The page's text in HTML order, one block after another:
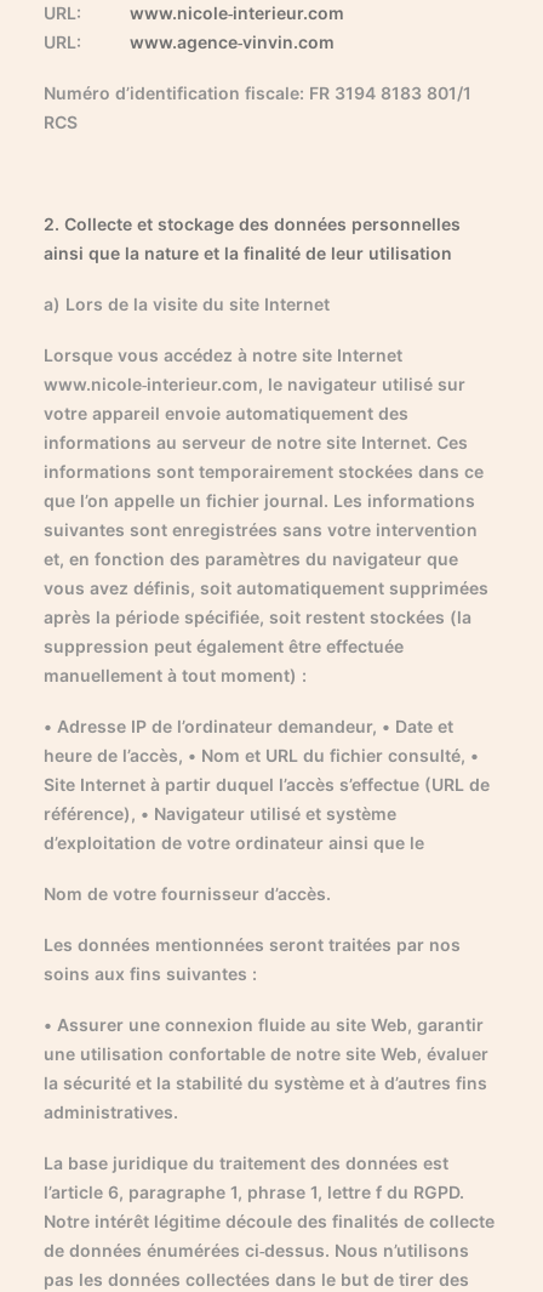
URL: www.nicole-interieur.com
URL: www.agence-vinvin.com
Numéro d’identification fiscale: FR 3194 8183 801/1
RCS
2. Collecte et stockage des données personnelles
ainsi que la nature et la finalité de leur utilisation
a) Lors de la visite du site Internet
Lorsque vous accédez à notre site Internet
www.nicole-interieur.com, le navigateur utilisé sur
votre appareil envoie automatiquement des
informations au serveur de notre site Internet. Ces
informations sont temporairement stockées dans ce
que l’on appelle un fichier journal. Les informations
suivantes sont enregistrées sans votre intervention
et, en fonction des paramètres du navigateur que
vous avez définis, soit automatiquement supprimées
après la période spécifiée, soit restent stockées (la
suppression peut également être effectuée
manuellement à tout moment) :
• Adresse IP de l’ordinateur demandeur, • Date et
heure de l’accès, • Nom et URL du fichier consulté, •
Site Internet à partir duquel l’accès s’effectue (URL de
référence), • Navigateur utilisé et système
d’exploitation de votre ordinateur ainsi que le
Nom de votre fournisseur d’accès.
Les données mentionnées seront traitées par nos
soins aux fins suivantes :
• Assurer une connexion fluide au site Web, garantir
une utilisation confortable de notre site Web, évaluer
la sécurité et la stabilité du système et à d’autres fins
administratives.
La base juridique du traitement des données est
l’article 6, paragraphe 1, phrase 1, lettre f du RGPD.
Notre intérêt légitime découle des finalités de collecte
de données énumérées ci-dessus. Nous n’utilisons
pas les données collectées dans le but de tirer des